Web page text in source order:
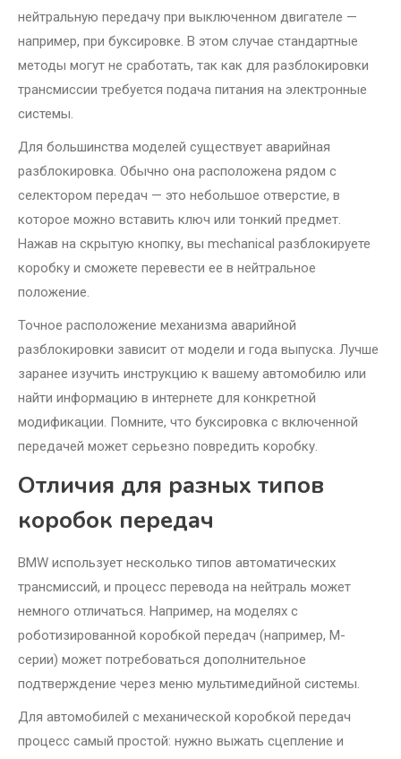
нейтральную передачу при выключенном двигателе —
например, при буксировке. В этом случае стандартные
методы могут не сработать, так как для разблокировки
трансмиссии требуется подача питания на электронные
системы.
Для большинства моделей существует аварийная
разблокировка. Обычно она расположена рядом с
селектором передач — это небольшое отверстие, в
которое можно вставить ключ или тонкий предмет.
Нажав на скрытую кнопку, вы mechanical разблокируете
коробку и сможете перевести ее в нейтральное
положение.
Точное расположение механизма аварийной
разблокировки зависит от модели и года выпуска. Лучше
заранее изучить инструкцию к вашему автомобилю или
найти информацию в интернете для конкретной
модификации. Помните, что буксировка с включенной
передачей может серьезно повредить коробку.
Отличия для разных типов
коробок передач
BMW использует несколько типов автоматических
трансмиссий, и процесс перевода на нейтраль может
немного отличаться. Например, на моделях с
роботизированной коробкой передач (например, M-
серии) может потребоваться дополнительное
подтверждение через меню мультимедийной системы.
Для автомобилей с механической коробкой передач
процесс самый простой: нужно выжать сцепление и